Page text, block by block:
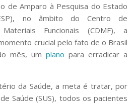
de Amparo à Pesquisa do Estado
no âmbito do Centro de
Funcionais (CDMF), a
crucial pelo fato de o Brasil
mês, um plano para erradicar a
da Saúde, a meta é tratar, por
Saúde (SUS), todos os pacientes